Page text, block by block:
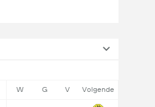
W G V Volgende